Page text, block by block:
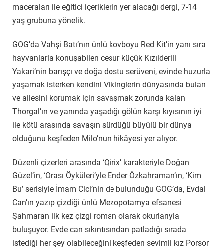
maceraları ile eğitici içeriklerin yer alacağı dergi, 7-14
yaş grubuna yönelik.
GOG’da Vahşi Batı’nın ünlü kovboyu Red Kit’in yanı sıra
hayvanlarla konuşabilen cesur küçük Kızılderili
Yakari’nin barışçı ve doğa dostu serüveni, evinde huzurla
yaşamak isterken kendini Vikinglerin dünyasında bulan
ve ailesini korumak için savaşmak zorunda kalan
Thorgal’ın ve yanında yaşadığı gölün karşı kıyısının iyi
ile kötü arasında savaşın sürdüğü büyülü bir dünya
olduğunu keşfeden Milo’nun hikâyesi yer alıyor.
Düzenli çizerleri arasında ‘Qirix’ karakteriyle Doğan
Güzel’in, ‘Orası Öyküleri’yle Ender Özkahraman’ın, ‘Kim
Bu’ serisiyle İmam Cici’nin de bulunduğu GOG’da, Evdal
Can’ın yazıp çizdiği ünlü Mezopotamya efsanesi
Şahmaran ilk kez çizgi roman olarak okurlarıyla
buluşuyor. Evde can sıkıntısından patladığı sırada
istediği her şey olabileceğini keşfeden sevimli kız Porsor